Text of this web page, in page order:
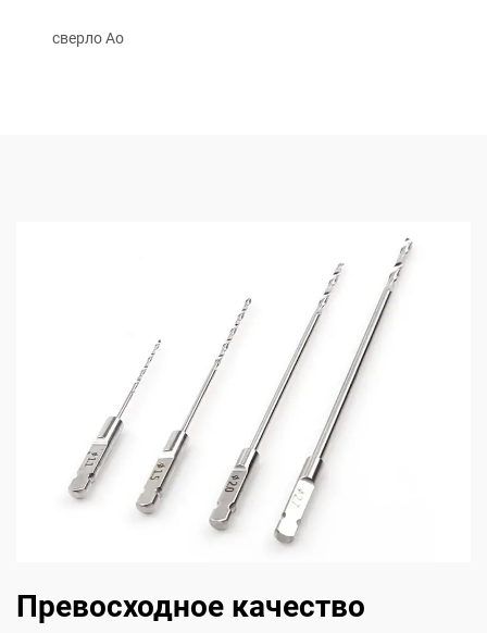
сверло Ao
Превосходное качество